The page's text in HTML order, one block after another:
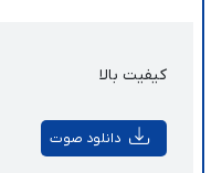
کیفیت بالا
دانلود صوت